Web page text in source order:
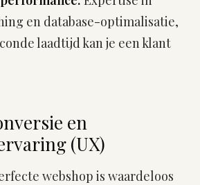
en database-optimalisatie,
laadtijd kan je een klant
en
(UX)
webshop is waardeloos